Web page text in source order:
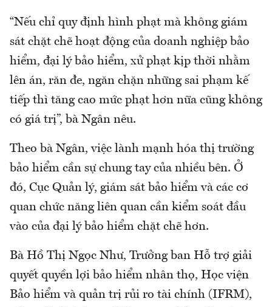
“Nếu chỉ quy định hình phạt mà không giám
sát chặt chẽ hoạt động của doanh nghiệp bảo
hiểm, đại lý bảo hiểm, xử phạt kịp thời nhằm
lên án, răn đe, ngăn chặn những sai phạm kế
tiếp thì tăng cao mức phạt hơn nữa cũng không
có giá trị”, bà Ngân nêu.
Theo bà Ngân, việc lành mạnh hóa thị trường
bảo hiểm cần sự chung tay của nhiều bên. Ở
đó, Cục Quản lý, giám sát bảo hiểm và các cơ
quan chức năng liên quan cần kiểm soát đầu
vào của đại lý bảo hiểm chặt chẽ hơn.
Bà Hồ Thị Ngọc Như, Trưởng ban Hỗ trợ giải
quyết quyền lợi bảo hiểm nhân thọ, Học viện
Bảo hiểm và quản trị rủi ro tài chính (IFRM),